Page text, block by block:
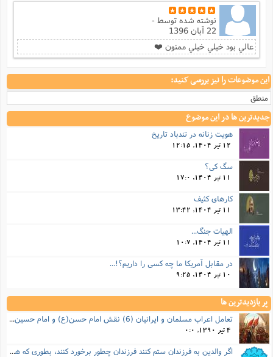
نوشته شده توسط-
22 آبان 1396
عالي بود خيلي خيلي ممنون ❤️
این موضوعات را نیز بررسی کنید:
منطق
جدیدترین ها در این موضوع
هویت زنانه در تندباد تاریخ
12 تیر 1404, 12:15
سگ کی؟
11 تیر 1404, 17:0
کارهای کثیف
11 تیر 1404, 13:42
الهیات جنگ...
11 تیر 1404, 10:7
در مقابل آمریکا ما چه کسی را داریم؟!...
10 تیر 1404, 9:25
پر بازدیدترین ها
تعامل اعراب مسلمان و ایرانیان (6) نقش امام حسن(ع) و امام حسین(ع) در فتح ایران
4 تیر 1390, 0:0
اگر والدین به فرزندان ستم کنند فرزندان چطور برخورد کنند، بطوری که هم موجب ناراحتی آنها نشود و هم بتوانند آنها را امر به معروف و نهی از منکر کنند، و اگر نصیحت تأثیر نداشت چطور باید با آنها برخورد کرد؟